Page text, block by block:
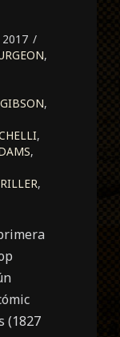
2017
,
,
,
,
,
(1827